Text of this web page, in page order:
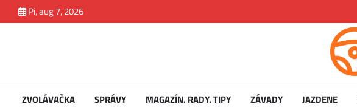
to
Pi, aug 7, 2026
ZVOLÁVAČKA SPRÁVY MAGAZÍN. RADY. TIPY ZÁVADY JAZDENE